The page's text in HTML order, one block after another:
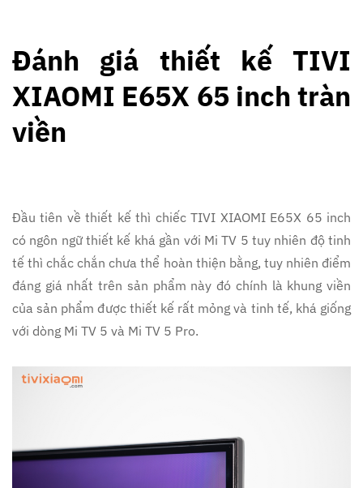
Đánh giá thiết kế TIVI
XIAOMI E65X 65 inch tràn
viền
Đầu tiên về thiết kế thì chiếc TIVI XIAOMI E65X 65 inch
có ngôn ngữ thiết kế khá gần với Mi TV 5 tuy nhiên độ tinh
tế thì chắc chắn chưa thể hoàn thiện bằng, tuy nhiên điểm
đáng giá nhất trên sản phẩm này đó chính là khung viền
của sản phẩm được thiết kế rất mỏng và tinh tế, khá giống
với dòng Mi TV 5 và Mi TV 5 Pro.